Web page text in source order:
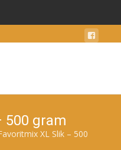
500 gram
XL Slik – 500